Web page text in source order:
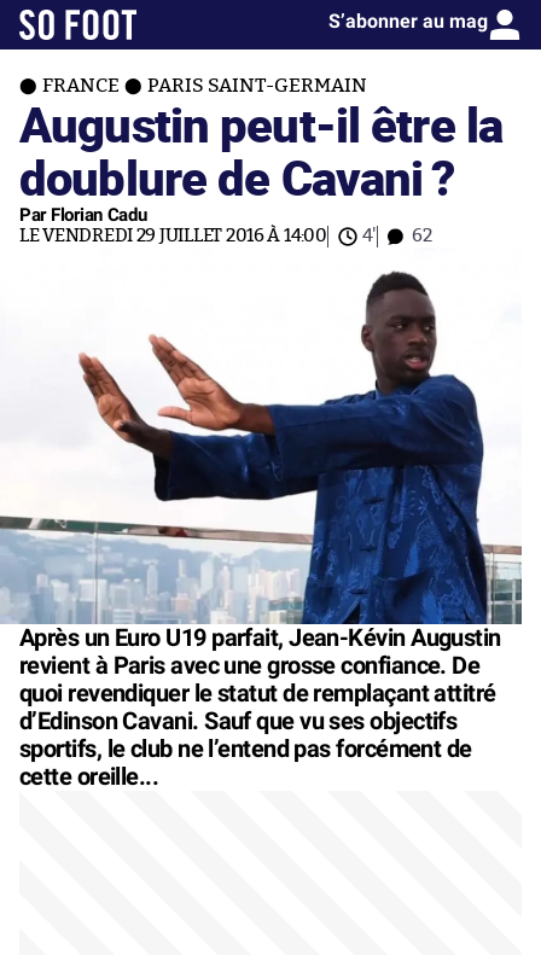
S’abonner au mag
FRANCE PARIS SAINT-GERMAIN
Augustin peut-il être la
doublure de Cavani ?
Par Florian Cadu
LE VENDREDI 29 JUILLET 2016 À 14:00 4' 62
Après un Euro U19 parfait, Jean-Kévin Augustin
revient à Paris avec une grosse confiance. De
quoi revendiquer le statut de remplaçant attitré
d’Edinson Cavani. Sauf que vu ses objectifs
sportifs, le club ne l’entend pas forcément de
cette oreille...